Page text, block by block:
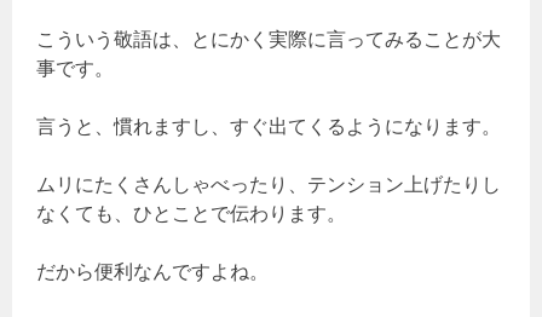
こういう敬語は、とにかく実際に言ってみることが大
事です。
言うと、慣れますし、すぐ出てくるようになります。
ムリにたくさんしゃべったり、テンション上げたりし
なくても、ひとことで伝わります。
だから便利なんですよね。